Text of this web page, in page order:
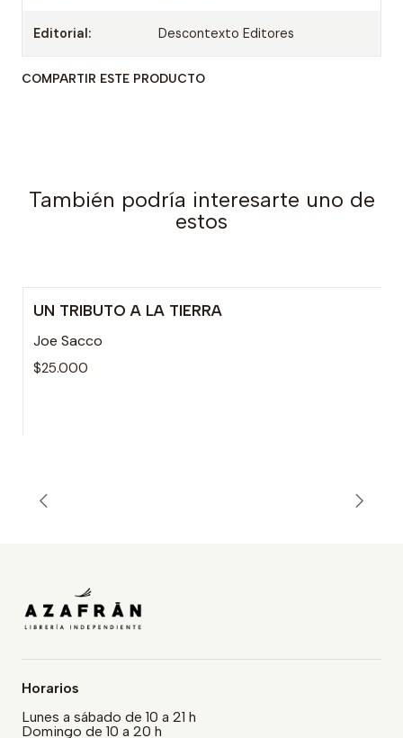
Editorial: Descontexto Editores
COMPARTIR ESTE PRODUCTO
También podría interesarte uno de
estos
UN TRIBUTO A LA TIERRA
Joe Sacco
$25.000
Horarios
Lunes a sábado de 10 a 21 h
Domingo de 10 a 20 h